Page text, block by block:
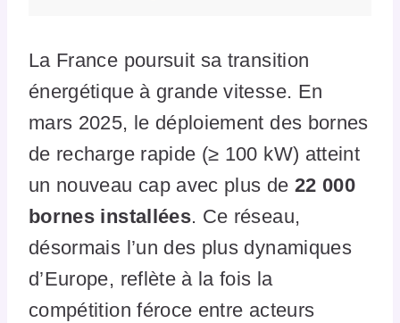
La France poursuit sa transition
énergétique à grande vitesse. En
mars 2025, le déploiement des bornes
de recharge rapide (≥ 100 kW) atteint
un nouveau cap avec plus de 22 000
bornes installées. Ce réseau,
désormais l’un des plus dynamiques
d’Europe, reflète à la fois la
compétition féroce entre acteurs